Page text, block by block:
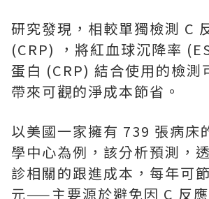
研究發現，相較單獨檢測 C
(CRP) ，將紅血球沉降率
蛋白 (CRP) 結合使用的檢測
帶來可觀的淨成本節省。
以美國一家擁有 739 張病床
學中心為例，該分析預測，
診相關的跟進成本，每年可
元——主要源於避免因 C 反